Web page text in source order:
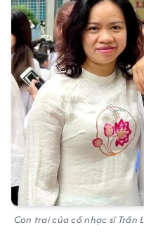
Con trai của cố nhạc sĩ